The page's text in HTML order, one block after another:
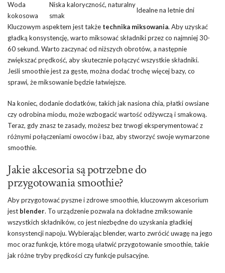
Woda
kokosowa
Niska kaloryczność, naturalny
smak
Idealne na letnie dni
Kluczowym aspektem jest także technika miksowania. Aby uzyskać
gładką konsystencję, warto miksować składniki przez co najmniej 30-
60 sekund. Warto zaczynać od niższych obrotów, a następnie
zwiększać prędkość, aby skutecznie połączyć wszystkie składniki.
Jeśli smoothie jest za gęste, można dodać trochę więcej bazy, co
sprawi, że miksowanie będzie łatwiejsze.
Na koniec, dodanie dodatków, takich jak nasiona chia, płatki owsiane
czy odrobina miodu, może wzbogacić wartość odżywczą i smakową.
Teraz, gdy znasz te zasady, możesz bez trwogi eksperymentować z
różnymi połączeniami owoców i baz, aby stworzyć swoje wymarzone
smoothie.
Jakie akcesoria są potrzebne do
przygotowania smoothie?
Aby przygotować pyszne i zdrowe smoothie, kluczowym akcesorium
jest blender. To urządzenie pozwala na dokładne zmiksowanie
wszystkich składników, co jest niezbędne do uzyskania gładkiej
konsystencji napoju. Wybierając blender, warto zwrócić uwagę na jego
moc oraz funkcje, które mogą ułatwić przygotowanie smoothie, takie
jak różne tryby prędkości czy funkcje pulsacyjne.